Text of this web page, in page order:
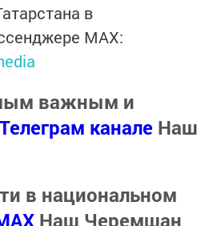
в
MАХ:
важным и
Телеграм канале Наш
в национальном
Наш Черемшан